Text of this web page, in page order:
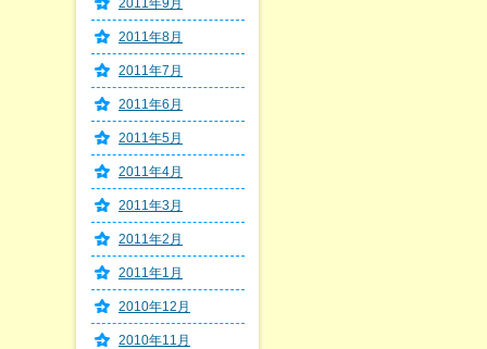
2011年9月
2011年8月
2011年7月
2011年6月
2011年5月
2011年4月
2011年3月
2011年2月
2011年1月
2010年12月
2010年11月